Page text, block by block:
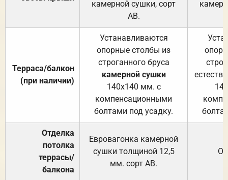
камерной сушки, сорт
АВ.
Терраса/балкон
(при наличии)
Устанавливаются
опорные столбы из
строганного бруса
камерной сушки
140х140 мм. с
компенсационными
болтами под усадку.
Отделка
потолка
террасы/
балкона
Евровагонка камерной
сушки толщиной 12,5
мм. сорт АВ.